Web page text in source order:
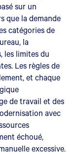
sur un
que la demande
catégories de
la
les limites du
Les règles de
et chaque
de travail et des
avec
échoué,
excessive.